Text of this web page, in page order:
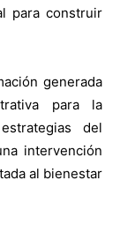
para construir
generada
para la
del
intervención
al bienestar